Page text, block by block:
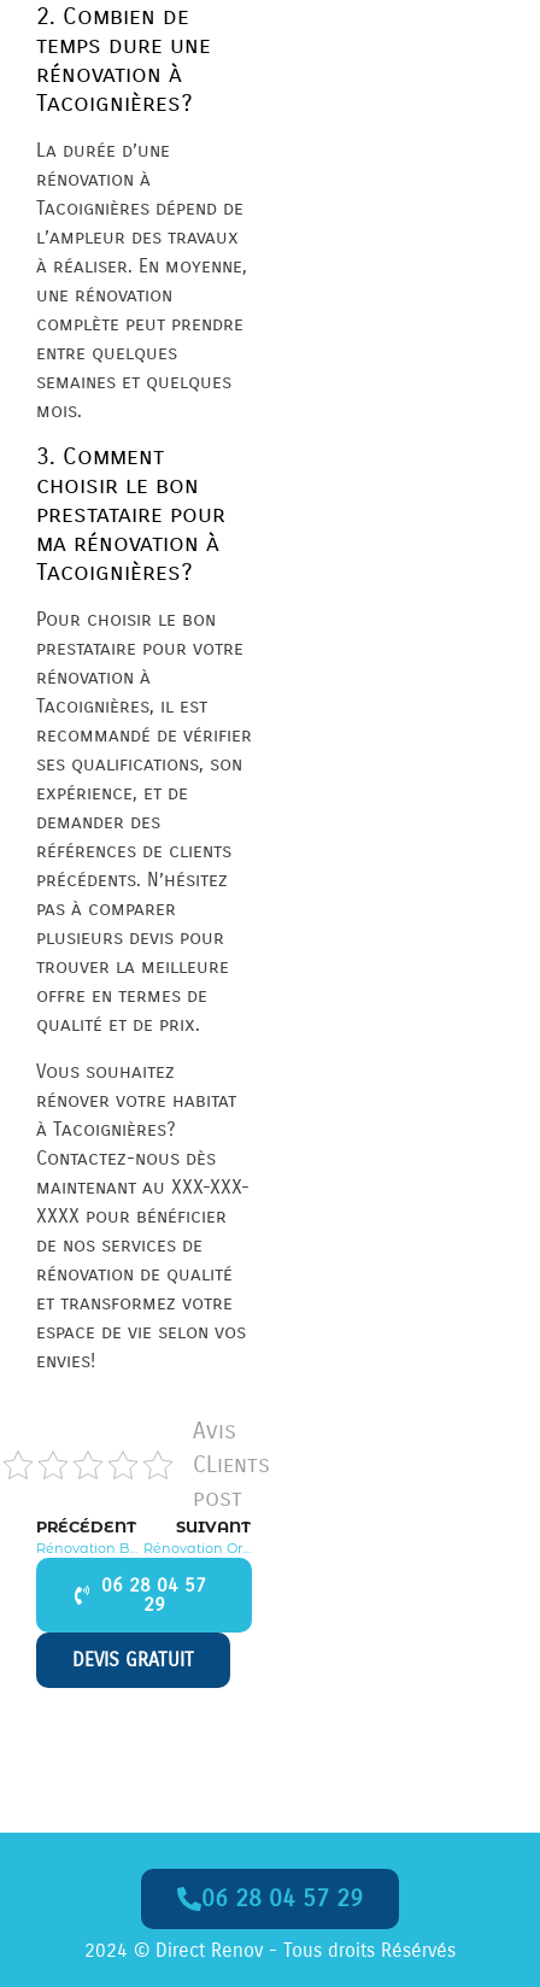
Appelez-Nous dès Maintenant
06 28 04 57 29
2. Combien de
temps dure une
rénovation à
Tacoignières?
La durée d’une
rénovation à
Tacoignières dépend de
l’ampleur des travaux
à réaliser. En moyenne,
une rénovation
complète peut prendre
entre quelques
semaines et quelques
mois.
3. Comment
choisir le bon
prestataire pour
ma rénovation à
Tacoignières?
Pour choisir le bon
prestataire pour votre
rénovation à
Tacoignières, il est
recommandé de vérifier
ses qualifications, son
expérience, et de
demander des
références de clients
précédents. N’hésitez
pas à comparer
plusieurs devis pour
trouver la meilleure
offre en termes de
qualité et de prix.
Vous souhaitez
rénover votre habitat
à Tacoignières?
Contactez-nous dès
maintenant au XXX-XXX-
XXXX pour bénéficier
de nos services de
rénovation de qualité
et transformez votre
espace de vie selon vos
envies!
Avis
CLients
post
PRÉCÉDENT SUIVANT
06 28 04 57
29
DEVIS GRATUIT
06 28 04 57 29
2024 © Direct Renov - Tous droits Résérvés